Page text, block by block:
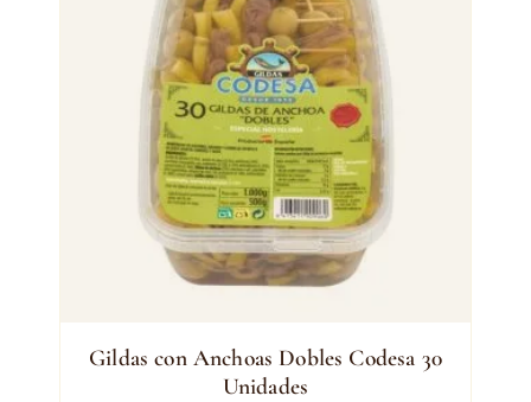
Gildas con Anchoas Dobles Codesa 30
Unidades